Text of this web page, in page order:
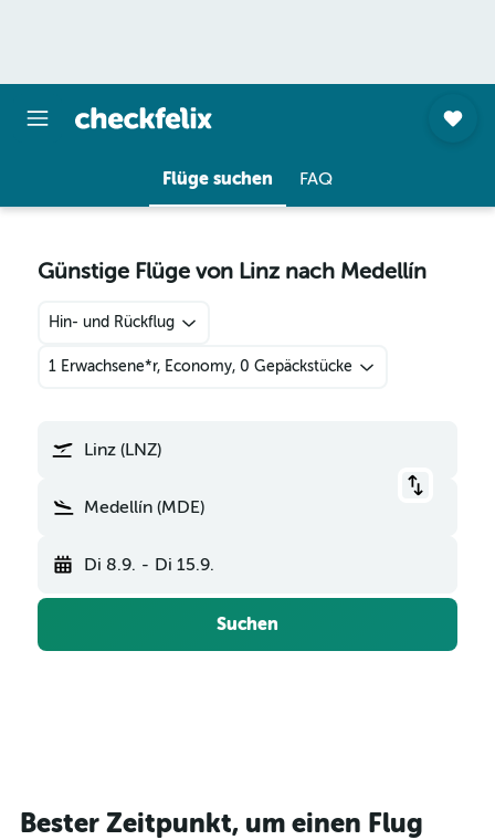
Flüge suchen FAQ
Günstige Flüge von Linz nach Medellín
Hin- und Rückflug
1 Erwachsene*r, Economy, 0 Gepäckstücke
Linz (LNZ)
Medellín (MDE)
Di 8.9. - Di 15.9.
Suchen
Bester Zeitpunkt, um einen Flug